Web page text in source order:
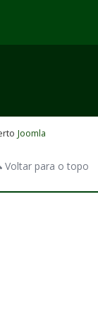
Joomla
Voltar para o topo